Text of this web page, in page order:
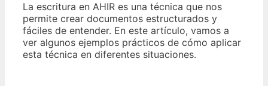
La escritura en AHIR es una técnica que nos
permite crear documentos estructurados y
fáciles de entender. En este artículo, vamos a
ver algunos ejemplos prácticos de cómo aplicar
esta técnica en diferentes situaciones.